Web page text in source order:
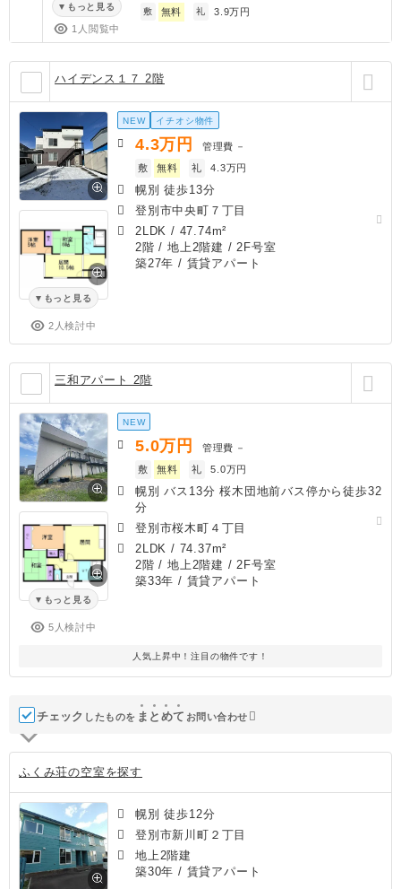
もっと見る
1人閲覧中
敷 無料 礼 3.9万円
ハイデンス１７ 2階
もっと見る
2人検討中
NEW イチオシ物件
4.3万円 管理費 －
敷
無料 礼 4.3万円
幌別 徒歩13分
登別市中央町７丁目
2LDK / 47.74m²
2階 / 地上2階建 / 2F号室
築27年 / 賃貸アパート
三和アパート 2階
もっと見る
5人検討中
NEW
5.0万円 管理費 －
敷
無料 礼 5.0万円
幌別 バス13分 桜木団地前バス停から徒歩32
分
登別市桜木町４丁目
2LDK / 74.37m²
2階 / 地上2階建 / 2F号室
築33年 / 賃貸アパート
人気上昇中！注目の物件です！
チェック したものを ま と めて お問い合わせ
ふくみ荘の空室を探す
幌別 徒歩12分
登別市新川町２丁目
地上2階建
築30年 / 賃貸アパート